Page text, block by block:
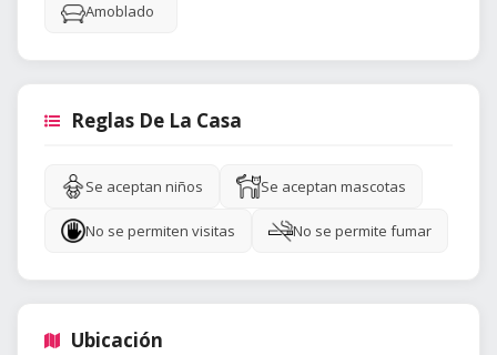
Amoblado
Reglas De La Casa
Se aceptan niños Se aceptan mascotas
No se permiten visitas No se permite fumar
Ubicación